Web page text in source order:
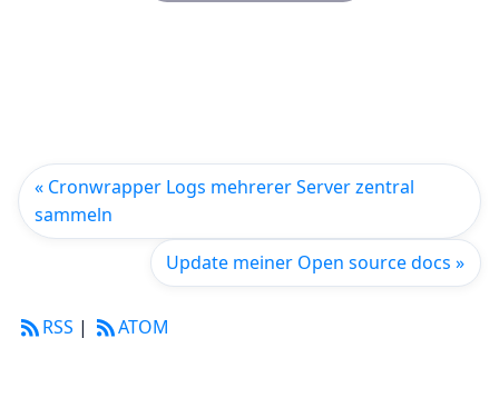
Update meiner Open source docs »
« Cronwrapper Logs mehrerer Server zentral
sammeln
RSS | ATOM